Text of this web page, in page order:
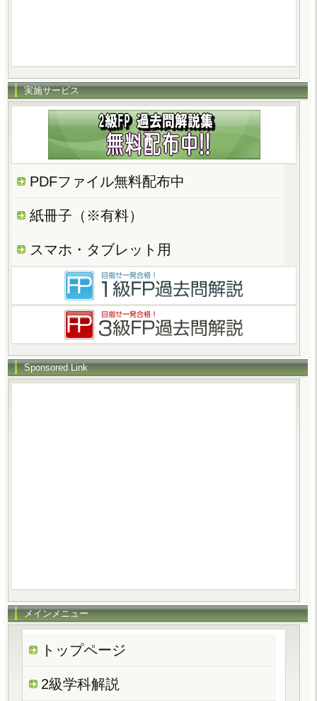
実施サービス
PDFファイル無料配布中
紙冊子（※有料）
スマホ・タブレット用
Sponsored Link
メインメニュー
トップページ
2級学科解説